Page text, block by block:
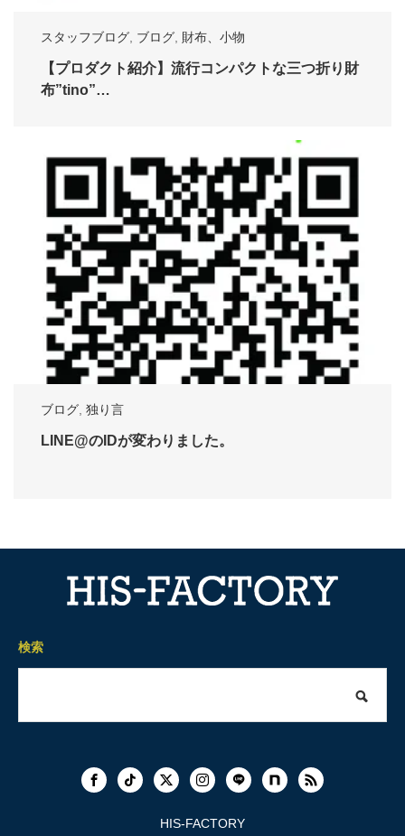
スタッフブログ, ブログ, 財布、小物
【プロダクト紹介】流行コンパクトな三つ折り財
布”tino”…
ブログ 独り言
LINE@のIDが変わりました。
検索
HIS-FACTORY